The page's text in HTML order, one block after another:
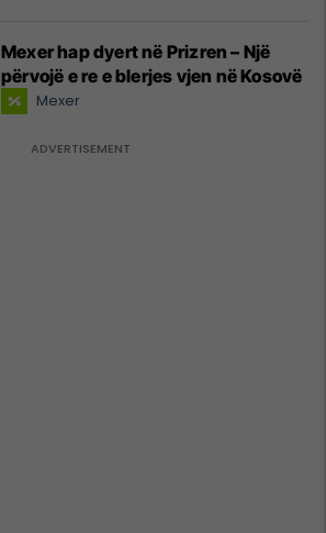
Mexer hap dyert në Prizren – Një
përvojë e re e blerjes vjen në Kosovë
Mexer